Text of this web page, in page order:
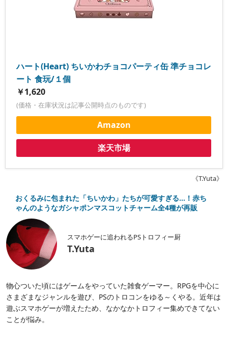
ハート(Heart) ちいかわチョコパーティ缶 準チョコレ
ート 食玩/１個
￥1,620
(価格・在庫状況は記事公開時点のものです)
Amazon
楽天市場
《T.Yuta》
おくるみに包まれた「ちいかわ」たちが可愛すぎる…！赤ち
ゃんのようなガシャポンマスコットチャーム全4種が再販
スマホゲーに追われるPSトロフィー厨
T.Yuta
物心ついた頃にはゲームをやっていた雑食ゲーマー。RPGを中心に
さまざまなジャンルを遊び、PSのトロコンをゆる～くやる。近年は
遊ぶスマホゲーが増えたため、なかなかトロフィー集めできてない
ことが悩み。